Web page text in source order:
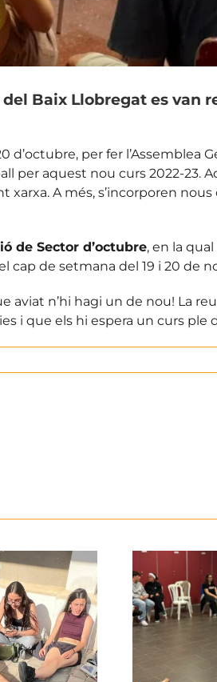
Baix Llobregat es van
d’octubre, per fer l’Assemblea
per aquest nou curs 2022-
A més, s’incorporen
de Sector d’octubre, en la
cap de setmana del 19 i 20 de
aviat n’hi hagi un de nou! La
i que els hi espera un curs ple